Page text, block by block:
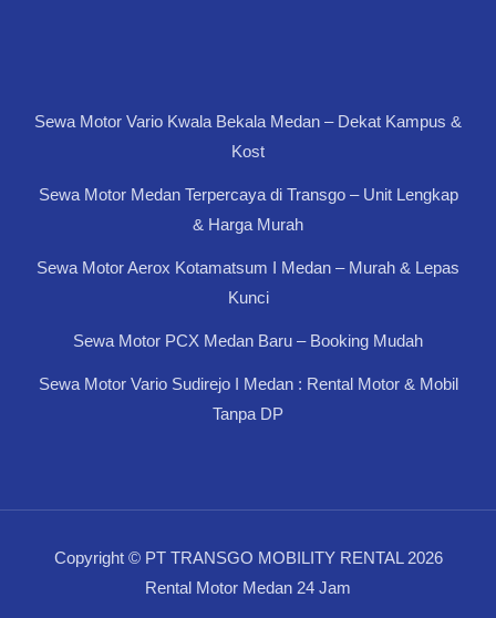
Sewa Motor Vario Kwala Bekala Medan – Dekat Kampus &
Kost
Sewa Motor Medan Terpercaya di Transgo – Unit Lengkap
& Harga Murah
Sewa Motor Aerox Kotamatsum I Medan – Murah & Lepas
Kunci
Sewa Motor PCX Medan Baru – Booking Mudah
Sewa Motor Vario Sudirejo I Medan : Rental Motor & Mobil
Tanpa DP
Copyright © PT TRANSGO MOBILITY RENTAL 2026
Rental Motor Medan 24 Jam